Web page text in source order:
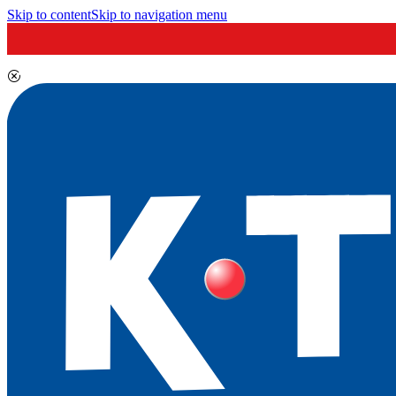
Skip to contentSkip to navigation menu